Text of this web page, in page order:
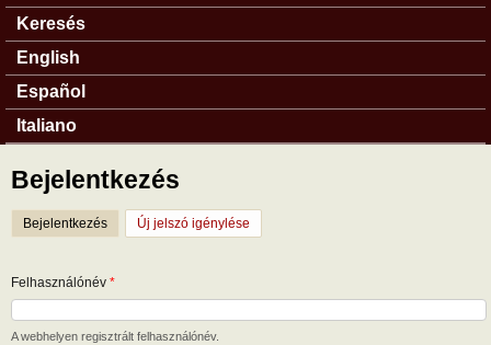
Keresés
English
Español
Italiano
Bejelentkezés
Bejelentkezés (aktív fül)Új jelszó igénylése
Felhasználónév *
A webhelyen regisztrált felhasználónév.